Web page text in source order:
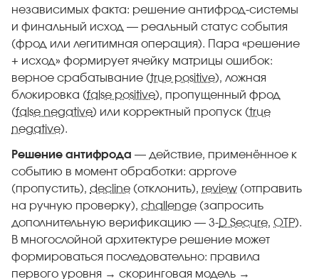
независимых факта: решение антифрод-системы
и финальный исход — реальный статус события
(фрод или легитимная операция). Пара «решение
+ исход» формирует ячейку матрицы ошибок:
верное срабатывание (true positive), ложная
блокировка (false positive), пропущенный фрод
(false negative) или корректный пропуск (true
negative).
Решение антифрода — действие, применённое к
событию в момент обработки: approve
(пропустить), decline (отклонить), review (отправить
на ручную проверку), challenge (запросить
дополнительную верификацию — 3- D Secure, OTP).
В многослойной архитектуре решение может
формироваться последовательно: правила
первого уровня → скоринговая модель →